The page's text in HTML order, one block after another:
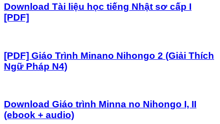
Download Tài liệu học tiếng Nhật sơ cấp I
[PDF]
[PDF] Giáo Trình Minano Nihongo 2 (Giải Thích
Ngữ Pháp N4)
Download Giáo trình Minna no Nihongo I, II
(ebook + audio)